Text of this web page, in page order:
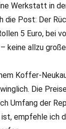
Werkstatt in
die Post: Der
5 Euro, bei
keine allzu
Koffer-
Die
Umfang der
empfehle ich